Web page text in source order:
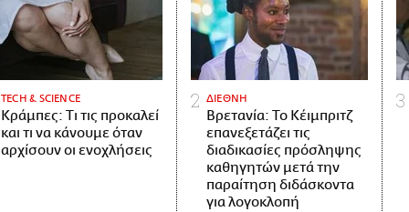
ΤECH & SCIENCE
Κράμπες: Τι τις προκαλεί
και τι να κάνουμε όταν
αρχίσουν οι ενοχλήσεις
ΔΙΕΘΝΗ
Βρετανία: Το Κέιμπριτζ
επανεξετάζει τις
διαδικασίες πρόσληψης
καθηγητών μετά την
παραίτηση διδάσκοντα
για λογοκλοπή